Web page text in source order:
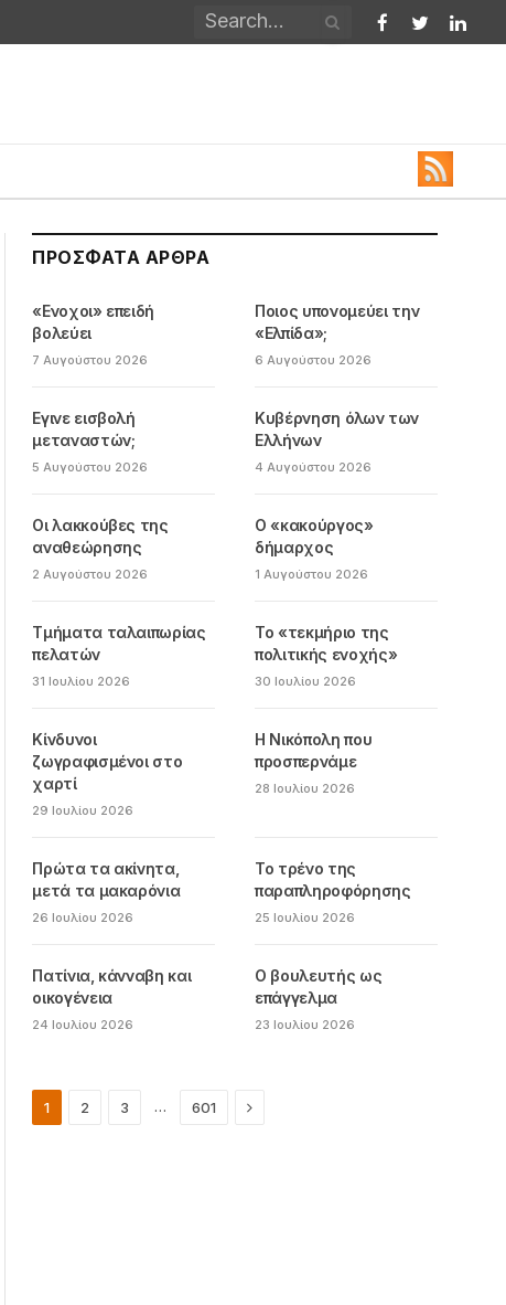
Facebook
Twitter
ΠΡΌΣΦΑΤΑ ΆΡΘΡΑ
«Ενοχοι» επειδή
βολεύει
7 Αυγούστου 2026
Ποιος υπονομεύει την
«Ελπίδα»;
6 Αυγούστου 2026
Εγινε εισβολή
μεταναστών;
5 Αυγούστου 2026
Κυβέρνηση όλων των
Ελλήνων
4 Αυγούστου 2026
Οι λακκούβες της
αναθεώρησης
2 Αυγούστου 2026
Ο «κακούργος»
δήμαρχος
1 Αυγούστου 2026
Τμήματα ταλαιπωρίας
πελατών
31 Ιουλίου 2026
Το «τεκμήριο της
πολιτικής ενοχής»
30 Ιουλίου 2026
Κίνδυνοι
ζωγραφισμένοι στο
χαρτί
29 Ιουλίου 2026
Η Νικόπολη που
προσπερνάμε
28 Ιουλίου 2026
Πρώτα τα ακίνητα,
μετά τα μακαρόνια
26 Ιουλίου 2026
Το τρένο της
παραπληροφόρησης
25 Ιουλίου 2026
Πατίνια, κάνναβη και
οικογένεια
24 Ιουλίου 2026
Ο βουλευτής ως
επάγγελμα
23 Ιουλίου 2026
1 2 3 … 601 Next